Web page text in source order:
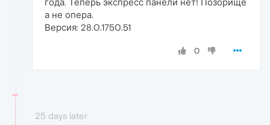
года. Теперь экспресс панели нет! Позорище
а не опера.
Версия: 28.0.1750.51
0
25 days later